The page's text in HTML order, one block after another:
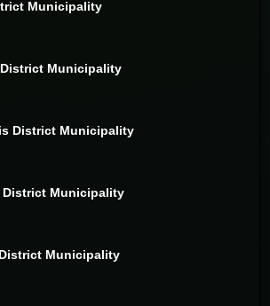
Municipality
District Municipality
District Municipality
District Municipality
Municipality